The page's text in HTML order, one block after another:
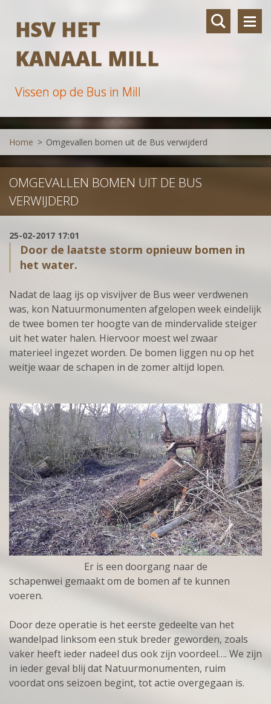
HSV HET
KANAAL MILL
Vissen op de Bus in Mill
Home > Omgevallen bomen uit de Bus verwijderd
OMGEVALLEN BOMEN UIT DE BUS
VERWIJDERD
25-02-2017 17:01
Door de laatste storm opnieuw bomen in
het water.
Nadat de laag ijs op visvijver de Bus weer verdwenen
was, kon Natuurmonumenten afgelopen week eindelijk
de twee bomen ter hoogte van de mindervalide steiger
uit het water halen. Hiervoor moest wel zwaar
materieel ingezet worden. De bomen liggen nu op het
weitje waar de schapen in de zomer altijd lopen.
Er is een doorgang naar de
schapenwei gemaakt om de bomen af te kunnen
voeren.
Door deze operatie is het eerste gedeelte van het
wandelpad linksom een stuk breder geworden, zoals
vaker heeft ieder nadeel dus ook zijn voordeel…. We zijn
in ieder geval blij dat Natuurmonumenten, ruim
voordat ons seizoen begint, tot actie overgegaan is.